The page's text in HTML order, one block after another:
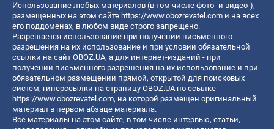
Использование любых материалов (в том числе фото- и видео-),
размещенных на этом сайте https://www.obozrevatel.com и на всех
его поддоменах, в любом виде строго запрещено.
Разрешается использование при получении письменного
разрешения на их использование и при условии обязательной
ссылки на сайт OBOZ.UA, а для интернет-изданий - при
получении письменного разрешения на их использование и при
обязательном размещении прямой, открытой для поисковых
систем, гиперссылки на страницу OBOZ.UA по ссылке
https://www.obozrevatel.com, на которой размещен оригинальный
материал в первом абзаце материала.
Все материалы на этом сайте, в том числе интервью, статьи,